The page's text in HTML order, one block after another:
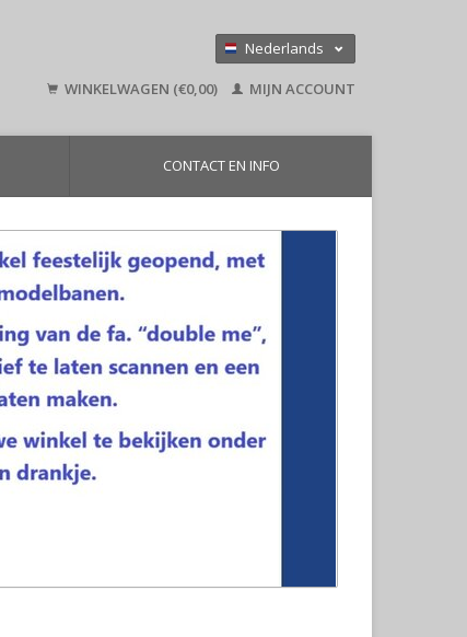
Nederlands
English
WINKELWAGEN (€0,00) MIJN ACCOUNT
CONTACT EN INFO